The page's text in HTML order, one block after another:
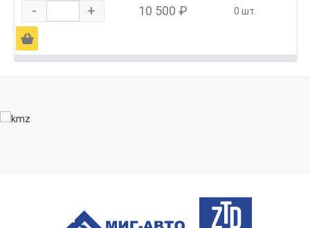
- + 10 500 ₽ 0 шт.
Ä